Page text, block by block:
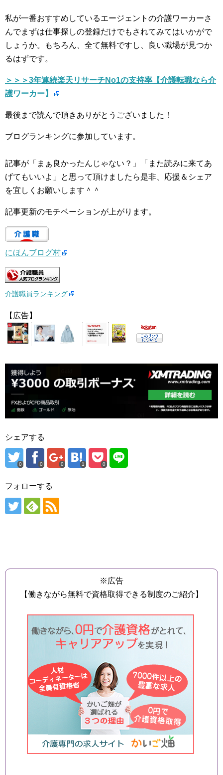
私が一番おすすめしているエージェントの介護ワーカーさ
んでまずは仕事探しの登録だけでもされてみてはいかがで
しょうか。もちろん、全て無料ですし、良い職場が見つか
るはずです。
＞＞＞3年連続楽天リサーチNo1の支持率【介護転職なら介
護ワーカー】
最後まで読んで頂きありがとうございました！
ブログランキングに参加しています。
記事が「まぁ良かったんじゃない？」「また読みに来てあ
げてもいいよ」と思って頂けましたら是非、応援＆シェア
を宜しくお願いします＾＾
記事更新のモチベーションが上がります。
にほんブログ村
介護職員ランキング
【広告】
シェアする
0 0 0 1 0
フォローする
※広告
【働きながら無料で資格取得できる制度のご紹介】